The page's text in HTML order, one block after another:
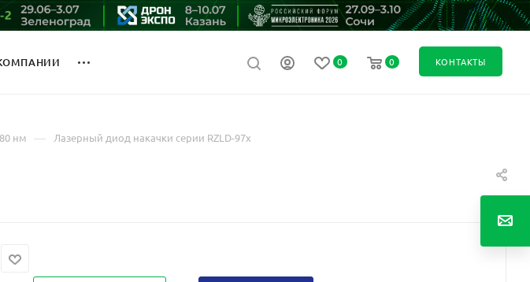
0 0 КОНТАКТЫ
нм — Лазерный диод накачки серии RZLD-97x